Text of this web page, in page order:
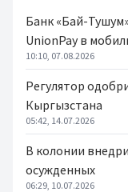
Банк «Бай-
UnionPay в
10:10, 07.08.2026
Регулятор
Кыргызстана
05:42, 14.07.2026
В колонии
осужденных
06:29, 10.07.2026